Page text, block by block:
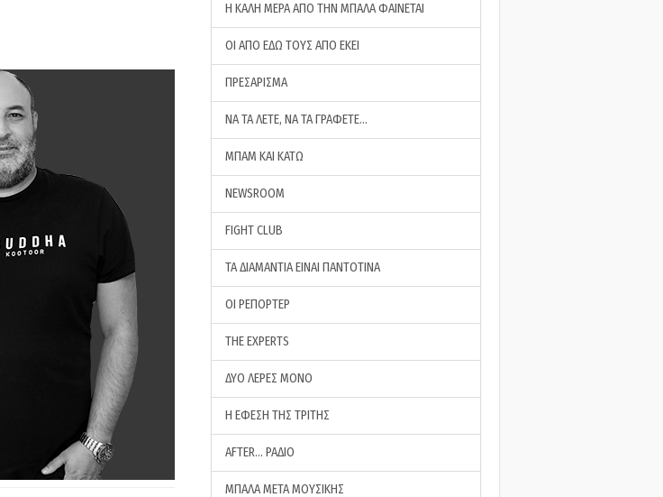
H ΚΑΛΗ ΜΕΡΑ ΑΠΟ ΤΗΝ ΜΠΑΛΑ ΦΑΙΝΕΤΑΙ
ΟΙ ΑΠΟ ΕΔΩ ΤΟΥΣ ΑΠΟ ΕΚΕΙ
ΠΡΕΣΑΡΙΣΜΑ
ΝΑ ΤΑ ΛΕΤΕ, ΝΑ ΤΑ ΓΡΑΦΕΤΕ…
ΜΠΑΜ ΚΑΙ ΚΑΤΩ
NEWSROOM
FIGHT CLUB
ΤΑ ΔΙΑΜΑΝΤΙΑ ΕΙΝΑΙ ΠΑΝΤΟΤΙΝΑ
ΟΙ ΡΕΠΟΡΤΕΡ
THE EXPERTS
ΔΥΟ ΛΕΡΕΣ ΜΟΝΟ
Η ΕΦΕΣΗ ΤΗΣ ΤΡΙΤΗΣ
AFTER… ΡΑΔΙΟ
ΜΠΑΛΑ ΜΕΤΑ ΜΟΥΣΙΚΗΣ